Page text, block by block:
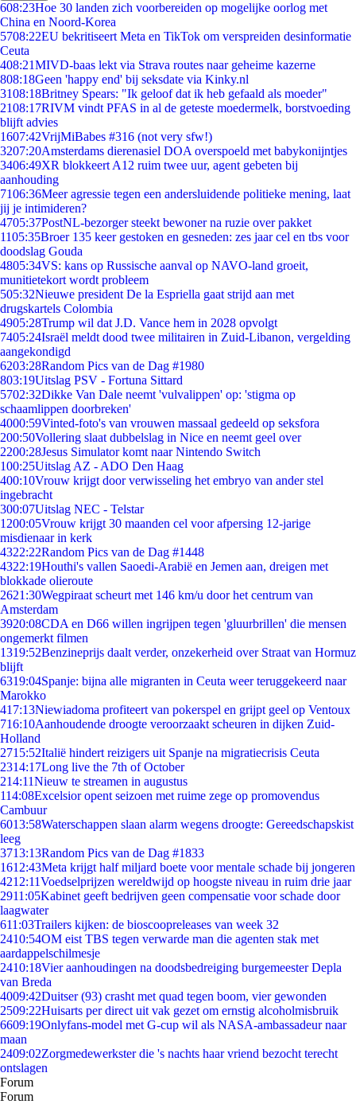
608:23Hoe 30 landen zich voorbereiden op mogelijke oorlog met
China en Noord-Korea
5708:22EU bekritiseert Meta en TikTok om verspreiden desinformatie
Ceuta
408:21MIVD-baas lekt via Strava routes naar geheime kazerne
808:18Geen 'happy end' bij seksdate via Kinky.nl
3108:18Britney Spears: "Ik geloof dat ik heb gefaald als moeder"
2108:17RIVM vindt PFAS in al de geteste moedermelk, borstvoeding
blijft advies
1607:42VrijMiBabes #316 (not very sfw!)
3207:20Amsterdams dierenasiel DOA overspoeld met babykonijntjes
3406:49XR blokkeert A12 ruim twee uur, agent gebeten bij
aanhouding
7106:36Meer agressie tegen een andersluidende politieke mening, laat
jij je intimideren?
4705:37PostNL-bezorger steekt bewoner na ruzie over pakket
1105:35Broer 135 keer gestoken en gesneden: zes jaar cel en tbs voor
doodslag Gouda
4805:34VS: kans op Russische aanval op NAVO-land groeit,
munitietekort wordt probleem
505:32Nieuwe president De la Espriella gaat strijd aan met
drugskartels Colombia
4905:28Trump wil dat J.D. Vance hem in 2028 opvolgt
7405:24Israël meldt dood twee militairen in Zuid-Libanon, vergelding
aangekondigd
6203:28Random Pics van de Dag #1980
803:19Uitslag PSV - Fortuna Sittard
5702:32Dikke Van Dale neemt 'vulvalippen' op: 'stigma op
schaamlippen doorbreken'
4000:59Vinted-foto's van vrouwen massaal gedeeld op seksfora
200:50Vollering slaat dubbelslag in Nice en neemt geel over
2200:28Jesus Simulator komt naar Nintendo Switch
100:25Uitslag AZ - ADO Den Haag
400:10Vrouw krijgt door verwisseling het embryo van ander stel
ingebracht
300:07Uitslag NEC - Telstar
1200:05Vrouw krijgt 30 maanden cel voor afpersing 12-jarige
misdienaar in kerk
4322:22Random Pics van de Dag #1448
4322:19Houthi's vallen Saoedi-Arabië en Jemen aan, dreigen met
blokkade olieroute
2621:30Wegpiraat scheurt met 146 km/u door het centrum van
Amsterdam
3920:08CDA en D66 willen ingrijpen tegen 'gluurbrillen' die mensen
ongemerkt filmen
1319:52Benzineprijs daalt verder, onzekerheid over Straat van Hormuz
blijft
6319:04Spanje: bijna alle migranten in Ceuta weer teruggekeerd naar
Marokko
417:13Niewiadoma profiteert van pokerspel en grijpt geel op Ventoux
716:10Aanhoudende droogte veroorzaakt scheuren in dijken Zuid-
Holland
2715:52Italië hindert reizigers uit Spanje na migratiecrisis Ceuta
2314:17Long live the 7th of October
214:11Nieuw te streamen in augustus
114:08Excelsior opent seizoen met ruime zege op promovendus
Cambuur
6013:58Waterschappen slaan alarm wegens droogte: Gereedschapskist
leeg
3713:13Random Pics van de Dag #1833
1612:43Meta krijgt half miljard boete voor mentale schade bij jongeren
4212:11Voedselprijzen wereldwijd op hoogste niveau in ruim drie jaar
2911:05Kabinet geeft bedrijven geen compensatie voor schade door
laagwater
611:03Trailers kijken: de bioscoopreleases van week 32
2410:54OM eist TBS tegen verwarde man die agenten stak met
aardappelschilmesje
2410:18Vier aanhoudingen na doodsbedreiging burgemeester Depla
van Breda
4009:42Duitser (93) crasht met quad tegen boom, vier gewonden
2509:22Huisarts per direct uit vak gezet om ernstig alcoholmisbruik
6609:19Onlyfans-model met G-cup wil als NASA-ambassadeur naar
maan
2409:02Zorgmedewerkster die 's nachts haar vriend bezocht terecht
ontslagen
Forum
Forum